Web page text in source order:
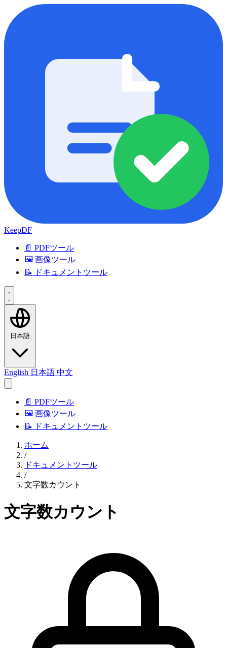
KeepDF
📄 PDFツール
🖼️ 画像ツール
📝 ドキュメントツール
English 日本語 中文
📄 PDFツール
🖼️ 画像ツール
📝 ドキュメントツール
ホーム
/
ドキュメントツール
/
文字数カウント
文字数カウント